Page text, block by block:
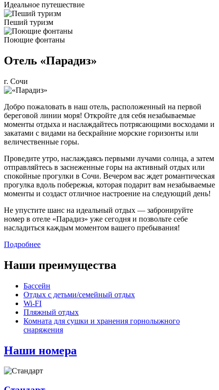
Идеальное путешествие
Пеший туризм
Поющие фонтаны
Отель «Парадиз»
г. Сочи
Добро пожаловать в наш отель, расположенный на первой
береговой линии моря! Откройте для себя незабываемые
моменты отдыха и наслаждайтесь потрясающими восходами и
закатами с видами на бескрайние морские горизонты или
величественные горы.
Проведите утро, наслаждаясь первыми лучами солнца, а затем
отправляйтесь в заснеженные горы на активный отдых или
спокойные прогулки в Сочи. Вечером вас ждет романтическая
прогулка вдоль побережья, которая подарит вам незабываемые
моменты и создаст отличное настроение на следующий день!
Не упустите шанс на идеальный отдых — забронируйте
номер в отеле «Парадиз» уже сегодня и позвольте себе
насладиться каждым моментом вашего пребывания!
Подробнее
Наши преимущества
Бассейн
Отдых с детьми/семейный отдых
Wi-FI
Пляжный отдых
Комната для сушки и хранения горнолыжного
снаряжения
Наши номера